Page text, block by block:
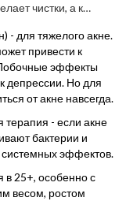
чистки, а к
- для тяжелого акне.
привести к
эффекты
депрессии. Но для
от акне навсегда.
- если акне
бактерии и
системных эффектов.
в 25+, особенно с
весом, ростом